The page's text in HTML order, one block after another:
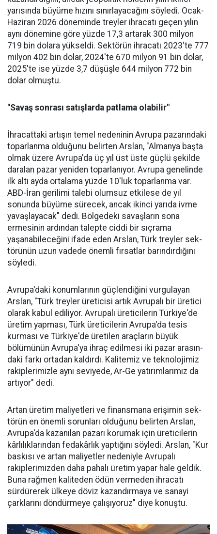
yarısında büyüme hızını sınırlayacağını söyledi. Ocak-
Haziran 2026 döneminde treyler ihracatı geçen yılın
aynı dönemine göre yüzde 17,3 artarak 300 milyon
719 bin dolara yüksel­di. Sektörün ihracatı 2023'te 777
milyon 402 bin dolar, 2024'te 670 milyon 91 bin dolar,
2025'te ise yüzde 3,7 düşüşle 644 milyon 772 bin
dolar olmuştu.
"Savaş sonrası satışlarda patlama olabilir"
İhracattaki artışın temel nede­ninin Avrupa pazarındaki
topar­lanma olduğunu belirten Arslan, "Almanya başta
olmak üzere Av­rupa'da üç yıl üst üste güçlü şe­kilde
daralan pazar yeniden to­parlanıyor. Avrupa genelinde
ilk altı ayda ortalama yüzde 10'luk toparlanma var.
ABD-İran geri­limi talebi olumsuz etkilese de yıl
sonunda büyüme sürecek, ancak ikinci yarıda ivme
yavaşlayacak" dedi. Bölgedeki savaşların sona
ermesinin ardından talepte ciddi bir sıçrama
yaşanabileceğini ifa­de eden Arslan, Türk treyler sek­
törünün uzun vadede önemli fır­satlar barındırdığını
söyledi.
Avrupa'daki konumlarının güçlendiğini vurgulayan
Arslan, "Türk treyler üreticisi artık Avru­palı bir üretici
ola­rak kabul ediliyor. Avrupalı üreticile­rin Türkiye'de
üre­tim yapması, Türk üreticilerin Avru­pa'da tesis
kurması ve Türkiye'de üreti­len araçların büyük
bölümünün Avru­pa'ya ihraç edilme­si iki pazar arasın­
daki farkı ortadan kaldırdı. Kalitemiz ve teknolojimiz
ra­kiplerimizle aynı seviyede, Ar-Ge ya­tırımlarımız da
ar­tıyor" dedi.
Artan üretim ma­liyetleri ve finans­mana erişimin sek­
törün en önemli sorunları oldu­ğunu belirten Arslan,
Avrupa'da kazanılan pazarı korumak için üreticilerin
kârlılıklarından fe­dakârlık yaptığını söyledi. Arslan, "Kur
baskısı ve artan maliyetler nedeniyle Avrupalı
rakiplerimiz­den daha pahalı üretim yapar ha­le geldik.
Buna rağmen kaliteden ödün vermeden ihracatı
sürdüre­rek ülkeye döviz kazandırmaya ve sanayi
çarklarını döndürmeye ça­lışıyoruz" diye konuştu.